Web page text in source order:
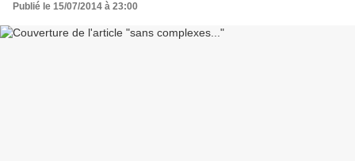
Publié le 15/07/2014 à 23:00